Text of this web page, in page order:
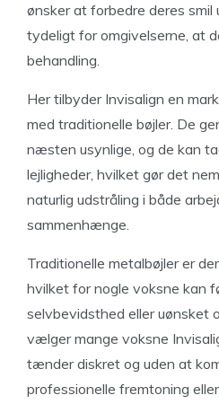
ønsker at forbedre deres smil
tydeligt for omgivelserne, at
behandling.
Her tilbyder Invisalign en
med traditionelle bøjler. De
næsten usynlige, og de kan
lejligheder, hvilket gør det
naturlig udstråling i både
sammenhænge.
Traditionelle metalbøjler er
hvilket for nogle voksne kan
selvbevidsthed eller uønsket
vælger mange voksne
tænder diskret og uden at
professionelle fremtoning